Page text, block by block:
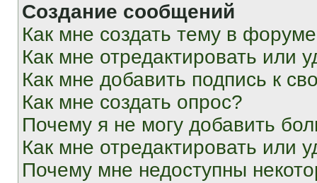
Создание сообщений
Как мне создать тему в
Как мне отредактировать или
Как мне добавить подпись к
Как мне создать опрос?
Почему я не могу добавить
Как мне отредактировать или
Почему мне недоступны